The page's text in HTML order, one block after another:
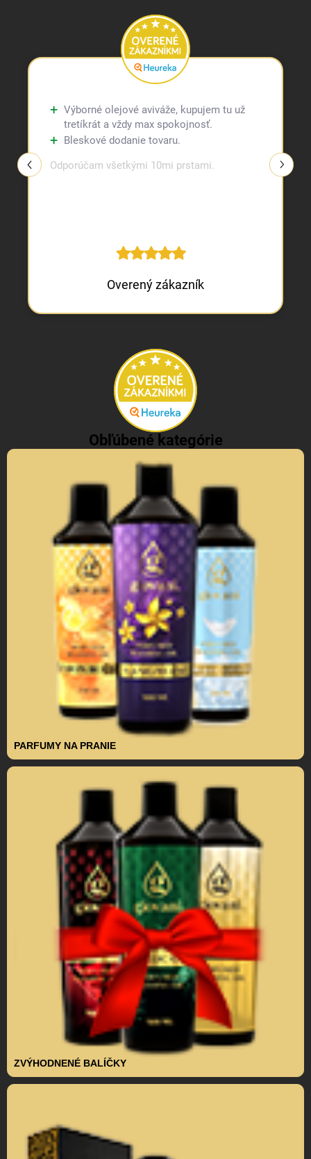
Výborné olejové aviváže, kupujem tu už
tretíkrát a vždy max spokojnosť.
Bleskové dodanie tovaru.
Odporúčam všetkými 10mi prstami.
Overený zákazník
Obľúbené kategórie
PARFUMY NA PRANIE
ZVÝHODNENÉ BALÍČKY